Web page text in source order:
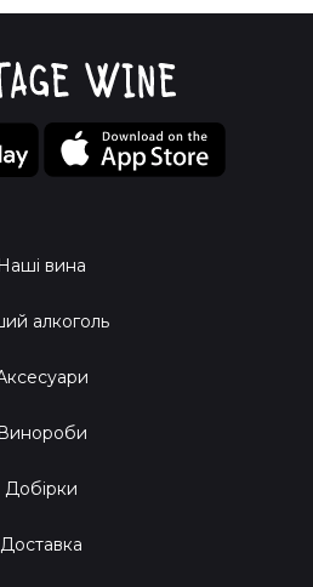
Наші вина
алкоголь
Винороби
Добірки
Доставка